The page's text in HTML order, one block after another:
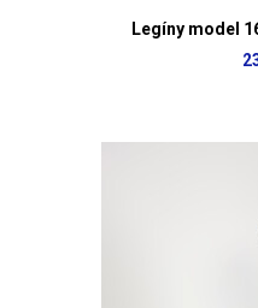
Legíny model